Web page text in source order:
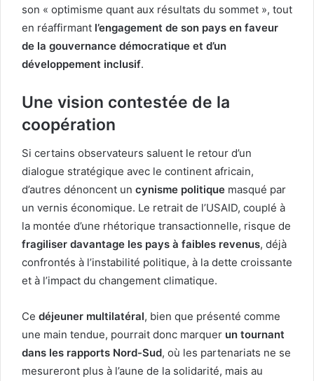
son « optimisme quant aux résultats du sommet », tout
en réaffirmant l’engagement de son pays en faveur
de la gouvernance démocratique et d’un
développement inclusif.
Une vision contestée de la
coopération
Si certains observateurs saluent le retour d’un
dialogue stratégique avec le continent africain,
d’autres dénoncent un cynisme politique masqué par
un vernis économique. Le retrait de l’USAID, couplé à
la montée d’une rhétorique transactionnelle, risque de
fragiliser davantage les pays à faibles revenus, déjà
confrontés à l’instabilité politique, à la dette croissante
et à l’impact du changement climatique.
Ce déjeuner multilatéral, bien que présenté comme
une main tendue, pourrait donc marquer un tournant
dans les rapports Nord-Sud, où les partenariats ne se
mesureront plus à l’aune de la solidarité, mais au